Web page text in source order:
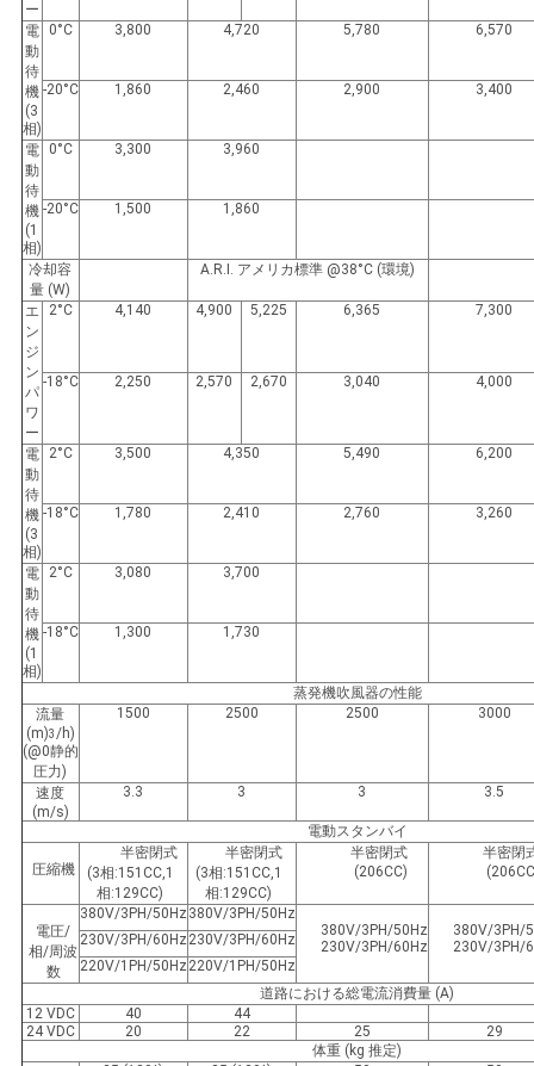
プ
ラ
イ
バ
シ
ー
ポ
リ
シ
ー
ー
電
動
待
機
(3
相)
0°C 3,800 4,720 5,780 6,570
-20°C 1,860 2,460 2,900 3,400
電
動
待
機
(1
相)
0°C 3,300 3,960
-20°C 1,500 1,860
冷却容
量 (W)
A.R.I. アメリカ標準 @38°C (環境)
エ
ン
ジ
ン
パ
ワ
ー
2°C 4,140 4,900 5,225 6,365 7,300
-18°C 2,250 2,570 2,670 3,040 4,000
電
動
待
機
(3
相)
2°C 3,500 4,350 5,490 6,200
-18°C 1,780 2,410 2,760 3,260
電
動
待
機
(1
相)
2°C 3,080 3,700
-18°C 1,300 1,730
蒸発機吹風器の性能
流量
(m)3/h)
(@0静的
圧力)
1500 2500 2500 3000
速度
(m/s)
3.3 3 3 3.5
電動スタンバイ
圧縮機
半密閉式
(3相:151CC,1
相:129CC)
半密閉式
(3相:151CC,1
相:129CC)
半密閉式
(206CC)
半密閉
電圧/
相/周波
数
380V/3PH/50Hz380V/3PH/50Hz
380V/3PH/50Hz
230V/3PH/60Hz
380V/3PH/
230V/3PH/
230V/3PH/60Hz230V/3PH/60Hz
220V/1PH/50Hz220V/1PH/50Hz
道路における総電流消費量 (A)
12 VDC
40
44
24 VDC
20 22 25
29
体重 (kg 推定)